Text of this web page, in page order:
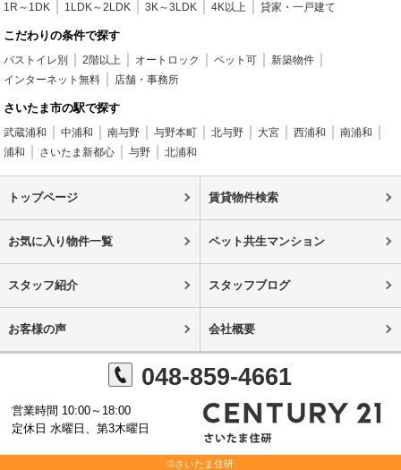
1R～1DK 1LDK～2LDK 3K～3LDK 4K以上 貸家・一戸建て
こだわりの条件で探す
バストイレ別 2階以上 オートロック ペット可
新築物件
インターネット無料
店舗・事務所
さいたま市の駅で探す
武蔵浦和 中浦和 南与野 与野本町 北与野 大宮 西浦和
南浦和
浦和
さいたま新都心 与野 北浦和
トップページ 賃貸物件検索
お気に入り物件一覧 ペット共生マンション
スタッフ紹介 スタッフブログ
お客様の声 会社概要
048-859-4661
営業時間 10:00～18:00
定休日 水曜日、第3木曜日
©さいたま住研